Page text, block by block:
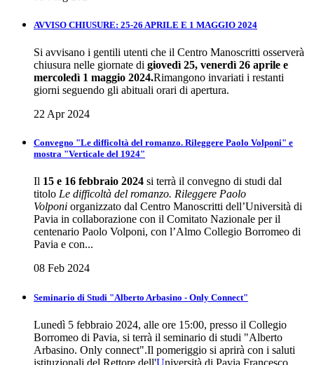
AVVISO CHIUSURE: 25-26 APRILE E 1 MAGGIO 2024
Si avvisano i gentili utenti che il Centro Manoscritti osserverà
chiusura nelle giornate di giovedì 25, venerdì 26 aprile e
mercoledì 1 maggio 2024.Rimangono invariati i restanti
giorni seguendo gli abituali orari di apertura.
22 Apr 2024
Convegno "Le difficoltà del romanzo. Rileggere Paolo Volponi" e
mostra "Verticale del 1924"
Il 15 e 16 febbraio 2024 si terrà il convegno di studi dal
titolo Le difficoltà del romanzo. Rileggere Paolo
Volponi organizzato dal Centro Manoscritti dell’Università di
Pavia in collaborazione con il Comitato Nazionale per il
centenario Paolo Volponi, con l’Almo Collegio Borromeo di
Pavia e con...
08 Feb 2024
Seminario di Studi "Alberto Arbasino - Only Connect"
Lunedì 5 febbraio 2024, alle ore 15:00, presso il Collegio
Borromeo di Pavia, si terrà il seminario di studi "Alberto
Arbasino. Only connect".Il pomeriggio si aprirà con i saluti
istituzionali del Rettore dell'Università di Pavia Francesco